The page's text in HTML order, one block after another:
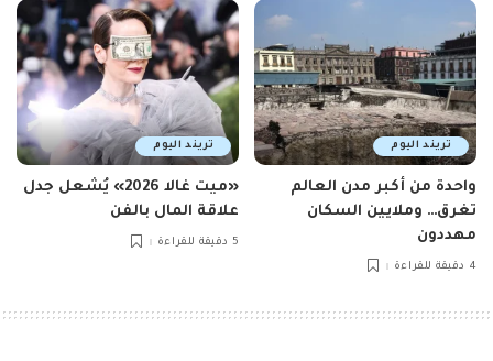
تريند اليوم
واحدة من أكبر مدن العالم
تغرق… وملايين السكان
مهددون
4 دقيقة للقراءة
تريند اليوم
«ميت غالا 2026» يُشعل جدل
علاقة المال بالفن
5 دقيقة للقراءة